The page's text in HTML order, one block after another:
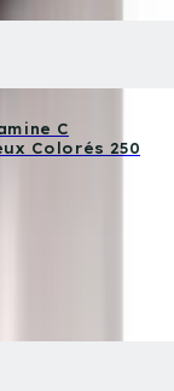
C
Colorés 250